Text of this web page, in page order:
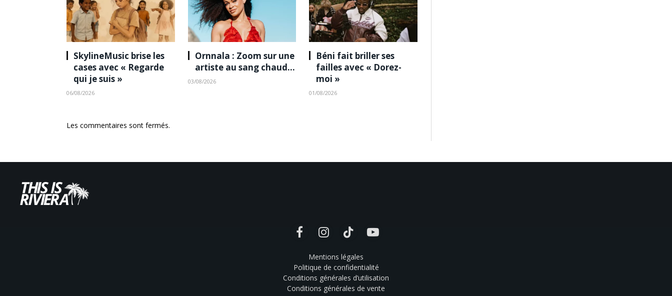
SkylineMusic brise les
cases avec « Regarde
qui je suis »
06/08/2026
Ornnala : Zoom sur une
artiste au sang chaud…
03/08/2026
Béni fait briller ses
failles avec « Dorez-
moi »
01/08/2026
Les commentaires sont fermés.
FacebookInstagramTikTok YouTube
Mentions légales
Politique de confidentialité
Conditions générales d’utilisation
Conditions générales de vente